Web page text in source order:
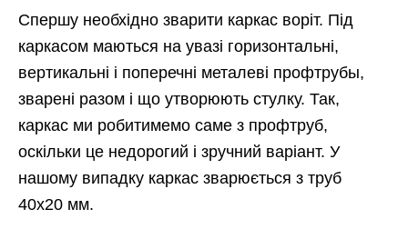
Спершу необхідно зварити каркас воріт. Під
каркасом маються на увазі горизонтальні,
вертикальні і поперечні металеві профтрубы,
зварені разом і що утворюють стулку. Так,
каркас ми робитимемо саме з профтруб,
оскільки це недорогий і зручний варіант. У
нашому випадку каркас зварюється з труб
40х20 мм.